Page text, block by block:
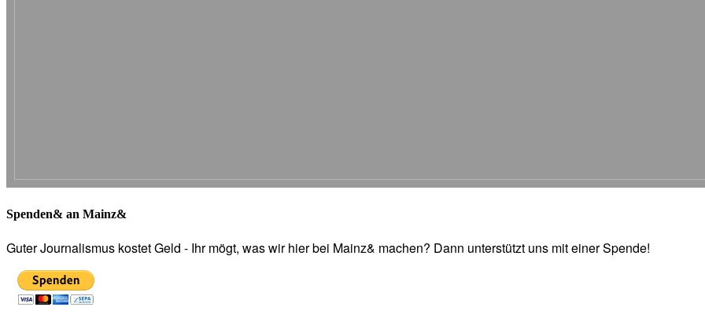
Spenden& an Mainz&
Guter Journalismus kostet Geld - Ihr mögt, was wir hier bei Mainz& machen? Dann unterstützt uns mit einer Spende!